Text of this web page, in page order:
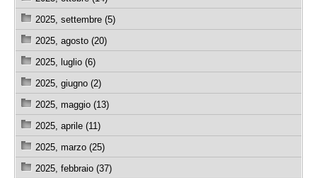
2025, settembre (5)
2025, agosto (20)
2025, luglio (6)
2025, giugno (2)
2025, maggio (13)
2025, aprile (11)
2025, marzo (25)
2025, febbraio (37)